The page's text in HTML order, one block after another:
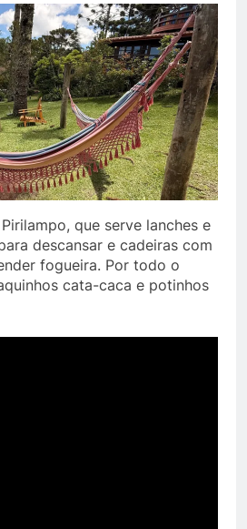
que serve lanches e
descansar e cadeiras com
fogueira. Por todo o
cata-caca e potinhos